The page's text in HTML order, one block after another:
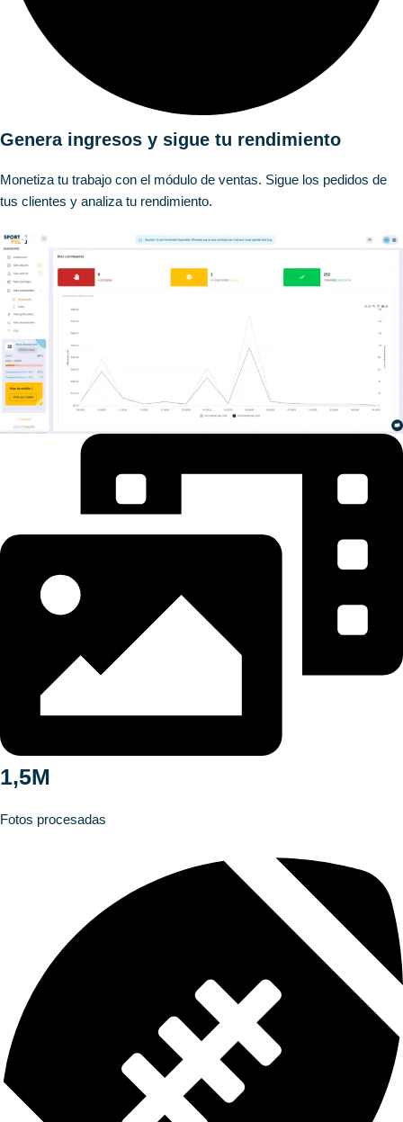
Genera ingresos y sigue tu rendimiento
Monetiza tu trabajo con el módulo de ventas. Sigue los pedidos de
tus clientes y analiza tu rendimiento.
1,5M
Fotos procesadas